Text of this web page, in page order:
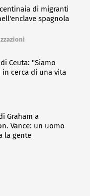
di migranti
spagnola
Ceuta: "Siamo
cerca di una vita
Graham a
Vance: un uomo
la gente